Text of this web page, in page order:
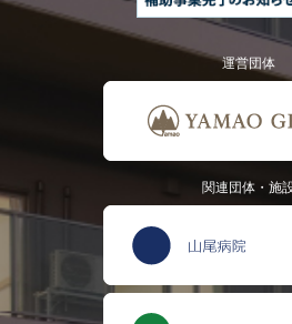
運営団体
関連団体・施